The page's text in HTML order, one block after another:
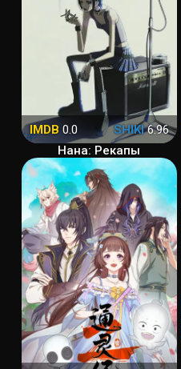
IMDB 0.0 SHIKI6.96
Нана: Рекапы